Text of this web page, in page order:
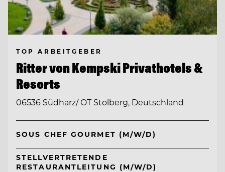
TOP ARBEITGEBER
Ritter von Kempski Privathotels &
Resorts
06536 Südharz/ OT Stolberg, Deutschland
SOUS CHEF GOURMET (M/W/D)
STELLVERTRETENDE
RESTAURANTLEITUNG (M/W/D)